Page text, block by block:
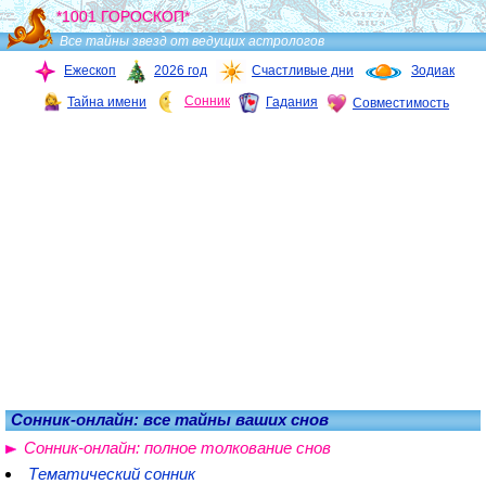
*1001 ГОРОСКОП*
Все тайны звезд от ведущих астрологов
Ежескоп
2026 год Счастливые дни Зодиак
Тайна имени Сонник Гадания Совместимость
Сонник-онлайн: все тайны ваших снов
Сонник-онлайн: полное толкование снов
Тематический сонник